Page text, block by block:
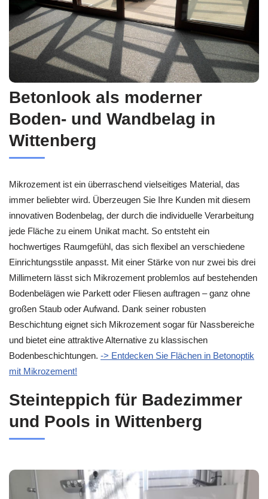
Betonlook als moderner
Boden- und Wandbelag in
Wittenberg
Mikrozement ist ein überraschend vielseitiges Material, das
immer beliebter wird. Überzeugen Sie Ihre Kunden mit diesem
innovativen Bodenbelag, der durch die individuelle Verarbeitung
jede Fläche zu einem Unikat macht. So entsteht ein
hochwertiges Raumgefühl, das sich flexibel an verschiedene
Einrichtungsstile anpasst. Mit einer Stärke von nur zwei bis drei
Millimetern lässt sich Mikrozement problemlos auf bestehenden
Bodenbelägen wie Parkett oder Fliesen auftragen – ganz ohne
großen Staub oder Aufwand. Dank seiner robusten
Beschichtung eignet sich Mikrozement sogar für Nassbereiche
und bietet eine attraktive Alternative zu klassischen
Bodenbeschichtungen. -> Entdecken Sie Flächen in Betonoptik
mit Mikrozement!
Steinteppich für Badezimmer
und Pools in Wittenberg